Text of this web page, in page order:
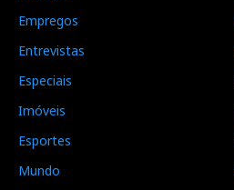
Empregos
Entrevistas
Especiais
Imóveis
Esportes
Mundo